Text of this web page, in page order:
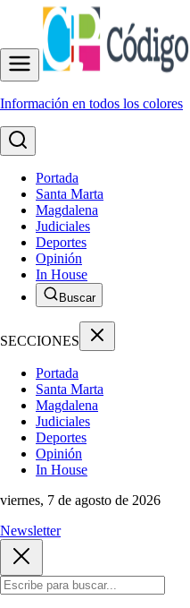
Información en todos los colores
Portada
Santa Marta
Magdalena
Judiciales
Deportes
Opinión
In House
Buscar
SECCIONES
Portada
Santa Marta
Magdalena
Judiciales
Deportes
Opinión
In House
viernes, 7 de agosto de 2026
Newsletter